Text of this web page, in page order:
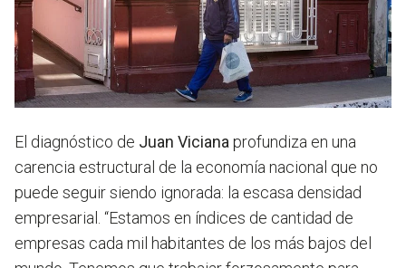
El diagnóstico de Juan Viciana profundiza en una
carencia estructural de la economía nacional que no
puede seguir siendo ignorada: la escasa densidad
empresarial. “Estamos en índices de cantidad de
empresas cada mil habitantes de los más bajos del